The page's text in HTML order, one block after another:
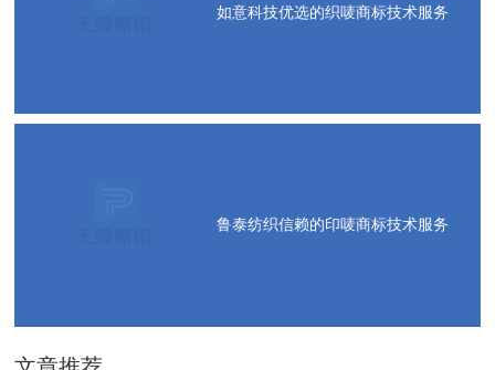
如意科技优选的织唛商标技术服务
鲁泰纺织信赖的印唛商标技术服务